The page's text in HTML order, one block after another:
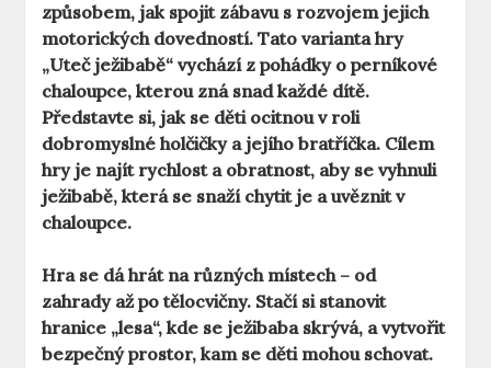
způsobem, jak spojit zábavu s rozvojem jejich
motorických dovedností. Tato varianta hry
„Uteč ježibabě“ vychází z pohádky o perníkové
chaloupce, kterou zná snad každé dítě.
Představte si, jak se děti ocitnou v roli
dobromyslné holčičky a jejího bratříčka. Cílem
hry je najít rychlost a obratnost, aby se vyhnuli
ježibabě, která se snaží chytit je a uvěznit v
chaloupce.
Hra se dá hrát na různých místech – od
zahrady až po tělocvičny. Stačí si stanovit
hranice „lesa“, kde se ježibaba skrývá, a vytvořit
bezpečný prostor, kam se děti mohou schovat.